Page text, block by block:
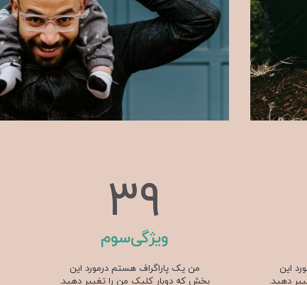
این
دهید.
ویژگی‌سوم
56
من یک پاراگراف هستم درمورد این
بخش که دوبار کلیک من را تغییر دهید.